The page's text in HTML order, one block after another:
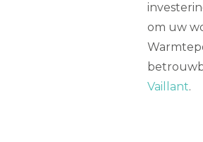
om uw
Vaillant.